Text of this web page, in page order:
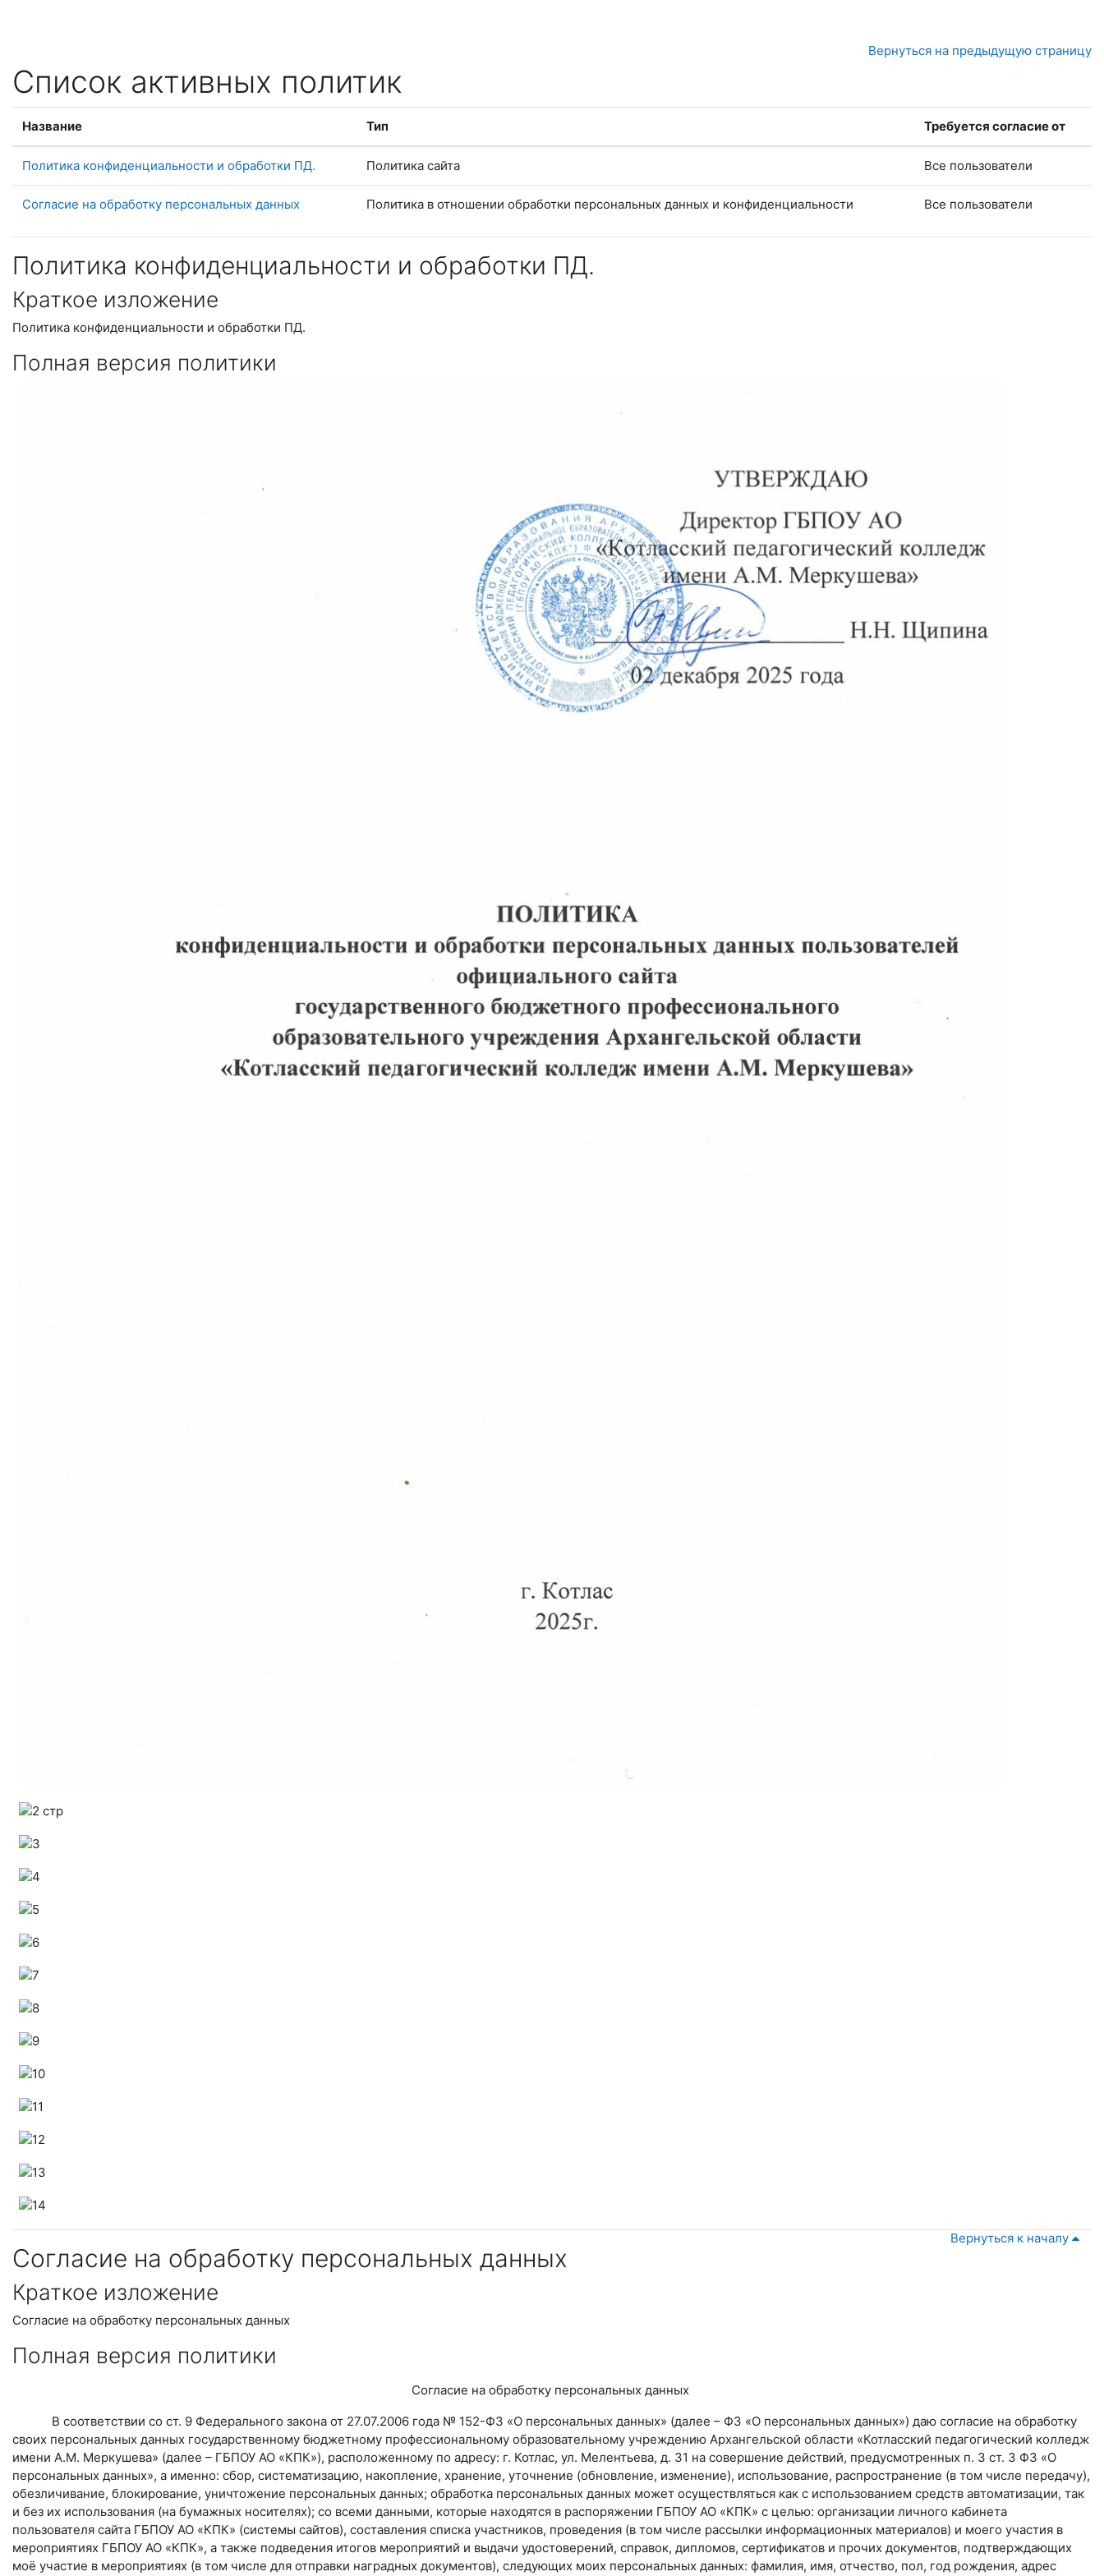
Вернуться на предыдущую страницу
Список активных политик
Название Тип Требуется согласие от
Политика конфиденциальности и обработки ПД. Политика сайта Все пользователи
Согласие на обработку персональных данных Политика в отношении обработки персональных данных и конфиденциальности Все пользователи
Политика конфиденциальности и обработки ПД.
Краткое изложение
Политика конфиденциальности и обработки ПД.
Полная версия политики
Вернуться к началу
Согласие на обработку персональных данных
Краткое изложение
Согласие на обработку персональных данных
Полная версия политики
Согласие на обработку персональных данных
В соответствии со ст. 9 Федерального закона от 27.07.2006 года № 152-ФЗ «О персональных данных» (далее – ФЗ «О персональных данных») даю согласие на обработку
своих персональных данных государственному бюджетному профессиональному образовательному учреждению Архангельской области «Котласский педагогический колледж
имени А.М. Меркушева» (далее – ГБПОУ АО «КПК»), расположенному по адресу: г. Котлас, ул. Мелентьева, д. 31 на совершение действий, предусмотренных п. 3 ст. 3 ФЗ «О
персональных данных», а именно: сбор, систематизацию, накопление, хранение, уточнение (обновление, изменение), использование, распространение (в том числе передачу),
обезличивание, блокирование, уничтожение персональных данных; обработка персональных данных может осуществляться как с использованием средств автоматизации, так
и без их использования (на бумажных носителях); со всеми данными, которые находятся в распоряжении ГБПОУ АО «КПК» с целью: организации личного кабинета
пользователя сайта ГБПОУ АО «КПК» (системы сайтов), составления списка участников, проведения (в том числе рассылки информационных материалов) и моего участия в
мероприятиях ГБПОУ АО «КПК», а также подведения итогов мероприятий и выдачи удостоверений, справок, дипломов, сертификатов и прочих документов, подтверждающих
моё участие в мероприятиях (в том числе для отправки наградных документов), следующих моих персональных данных: фамилия, имя, отчество, пол, год рождения, адрес